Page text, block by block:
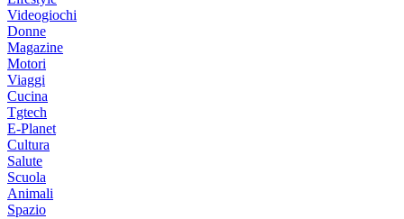
Videogiochi
Donne
Magazine
Motori
Viaggi
Cucina
Tgtech
E-Planet
Cultura
Salute
Scuola
Animali
Spazio